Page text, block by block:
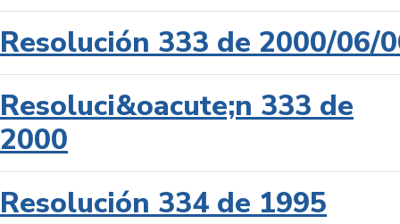
Resolución 333 de 2000/06/
Resoluci&oacute;n 333 de
2000
Resolución 334 de 1995